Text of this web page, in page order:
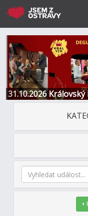
31.10.2026
Restaurace a Hotel
Předchozí
+